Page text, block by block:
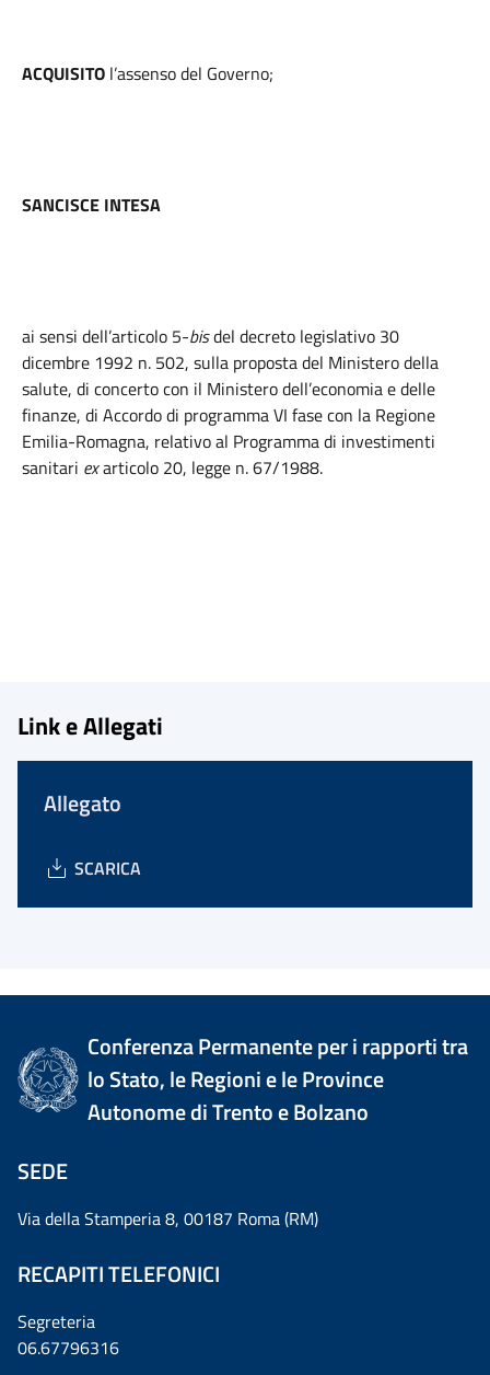
ACQUISITO l’assenso del Governo;
SANCISCE INTESA
ai sensi dell’articolo 5-bisdel decreto legislativo 30
dicembre 1992 n. 502, sulla proposta del Ministero della
salute, di concerto con il Ministero dell’economia e delle
finanze, di Accordo di programma VI fase con la Regione
Emilia-Romagna, relativo al Programma di investimenti
sanitari exarticolo 20, legge n. 67/1988.
Link e Allegati
Allegato
SCARICA
Conferenza Permanente per i rapporti tra
lo Stato, le Regioni e le Province
Autonome di Trento e Bolzano
SEDE
Via della Stamperia 8, 00187 Roma (RM)
RECAPITI TELEFONICI
Segreteria
06.67796316